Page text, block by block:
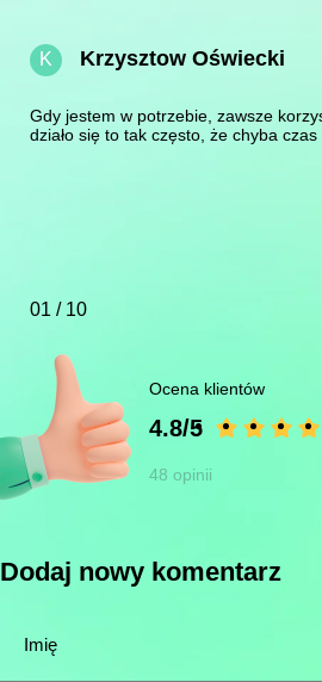
K Krzysztow Oświecki
Gdy jestem w potrzebie, zawsze
działo się to tak często, że chyba
01 / 10
Ocena klientów
4.8/5
48 opinii
Dodaj nowy komentarz
Imię